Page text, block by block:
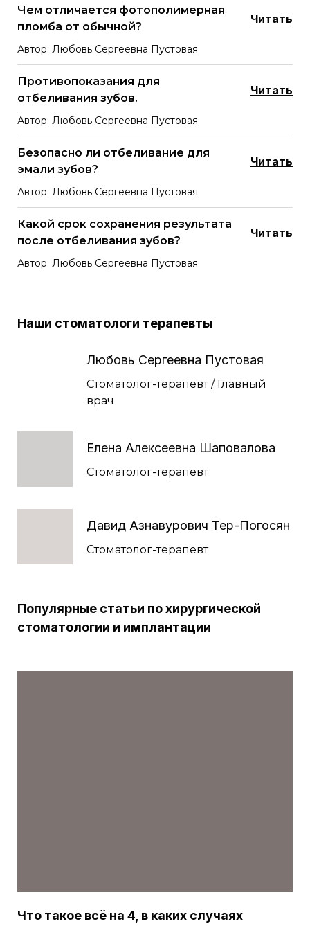
Чем отличается фотополимерная
пломба от обычной?
Читать
Автор: Любовь Сергеевна Пустовая
Противопоказания для
отбеливания зубов.
Читать
Автор: Любовь Сергеевна Пустовая
Безопасно ли отбеливание для
эмали зубов?
Читать
Автор: Любовь Сергеевна Пустовая
Какой срок сохранения результата
после отбеливания зубов?
Читать
Автор: Любовь Сергеевна Пустовая
Наши стоматологи терапевты
Любовь Сергеевна Пустовая
Стоматолог-терапевт / Главный
врач
Елена Алексеевна Шаповалова
Стоматолог-терапевт
Давид Азнавурович Тер-Погосян
Стоматолог-терапевт
Популярные статьи по хирургической
стоматологии и имплантации
Что такое всё на 4, в каких случаях